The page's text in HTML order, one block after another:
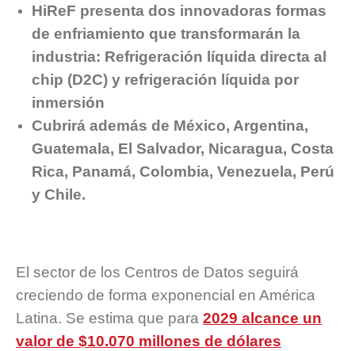
HiReF presenta dos innovadoras formas
de enfriamiento que transformarán la
industria: Refrigeración líquida directa al
chip (D2C) y refrigeración líquida por
inmersión
Cubrirá además de México, Argentina,
Guatemala, El Salvador, Nicaragua, Costa
Rica, Panamá, Colombia, Venezuela, Perú
y Chile.
El sector de los Centros de Datos seguirá
creciendo de forma exponencial en América
Latina. Se estima que para 2029 alcance un
valor de $10.070 millones de dólares